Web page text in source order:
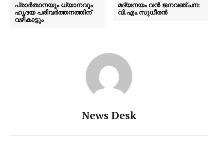
പ്രാർത്ഥനയും ധ്യാനവും
ഹൃദയ പരിവർത്തനത്തിന്
വഴികാട്ടും
മദ്യനയം വന്‍ ജനവഞ്ചന:
വി.എം.സുധീരന്‍
News Desk